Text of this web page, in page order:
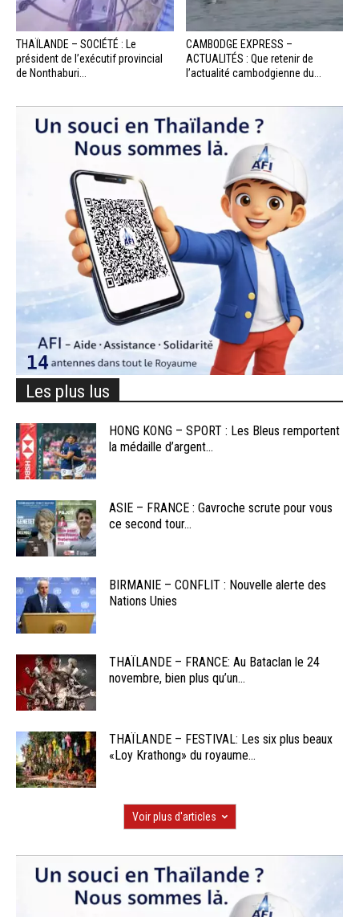
THAÏLANDE – SOCIÉTÉ : Le
président de l’exécutif provincial
de Nonthaburi...
CAMBODGE EXPRESS –
ACTUALITÉS : Que retenir de
l’actualité cambodgienne du...
Les plus lus
HONG KONG – SPORT : Les Bleus remportent
la médaille d’argent...
ASIE – FRANCE : Gavroche scrute pour vous
ce second tour...
BIRMANIE – CONFLIT : Nouvelle alerte des
Nations Unies
THAÏLANDE – FRANCE: Au Bataclan le 24
novembre, bien plus qu’un...
THAÏLANDE – FESTIVAL: Les six plus beaux
«Loy Krathong» du royaume...
Voir plus d'articles